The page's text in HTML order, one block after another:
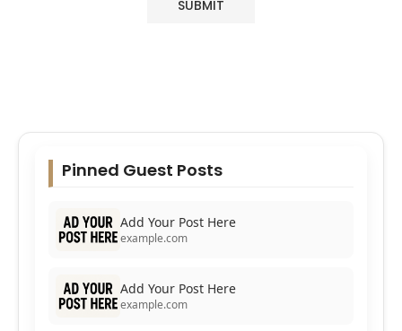
Pinned Guest Posts
Add Your Post Here
example.com
Add Your Post Here
example.com